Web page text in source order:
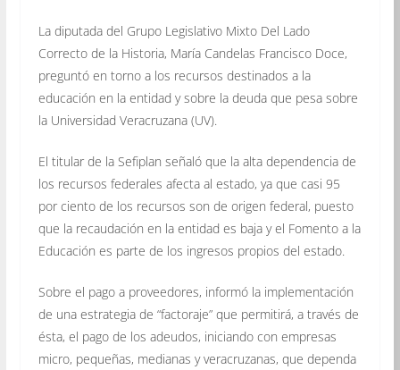
La diputada del Grupo Legislativo Mixto Del Lado
Correcto de la Historia, María Candelas Francisco Doce,
preguntó en torno a los recursos destinados a la
educación en la entidad y sobre la deuda que pesa sobre
la Universidad Veracruzana (UV).
El titular de la Sefiplan señaló que la alta dependencia de
los recursos federales afecta al estado, ya que casi 95
por ciento de los recursos son de origen federal, puesto
que la recaudación en la entidad es baja y el Fomento a la
Educación es parte de los ingresos propios del estado.
Sobre el pago a proveedores, informó la implementación
de una estrategia de “factoraje” que permitirá, a través de
ésta, el pago de los adeudos, iniciando con empresas
micro, pequeñas, medianas y veracruzanas, que dependa